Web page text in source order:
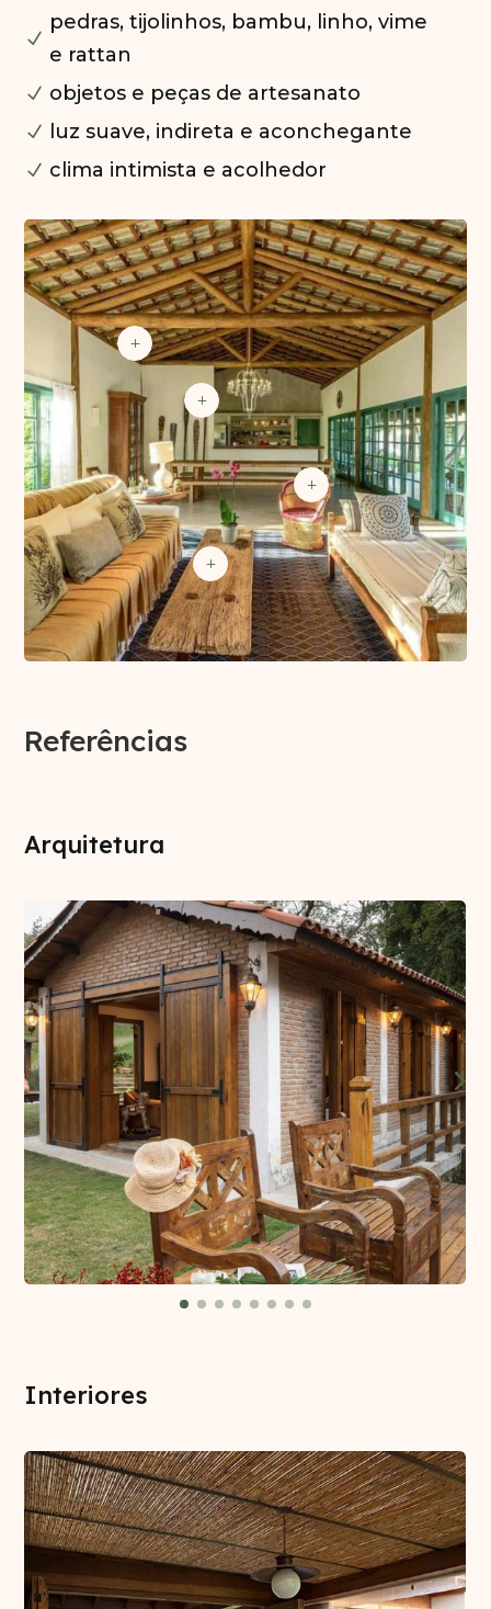
N
pedras, tijolinhos, bambu, linho, vime
e rattan
N objetos e peças de artesanato
N luz suave, indireta e aconchegante
N clima intimista e acolhedor
L
L
L
L
Referências
Arquitetura
Interiores